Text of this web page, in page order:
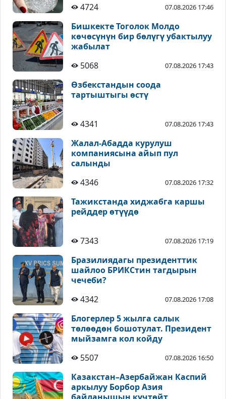
4724
07.08.2026 17:46
Бишкекте Тоголок Молдо
көчөсүнүн бир бөлүгү убактылуу
жабылат
5068
07.08.2026 17:43
Өзбекстандын соода
тартыштыгы өстү
4341 07.08.2026 17:43
Жалал-Абадда курулуш
компаниясына айып пул
салынды
4346
07.08.2026 17:32
Тажикстанда хиджабга каршы
рейддер өтүүдө
7343 07.08.2026 17:19
Бразилиядагы президенттик
шайлоо БРИКСтин тагдырын
чечеби?
4342
07.08.2026 17:08
Блогерлер 5 жылга салык
төлөөдөн бошотулат. Президент
мыйзамга кол койду
5507
07.08.2026 16:50
Казакстан–Азербайжан Каспий
аркылуу Борбор Азия